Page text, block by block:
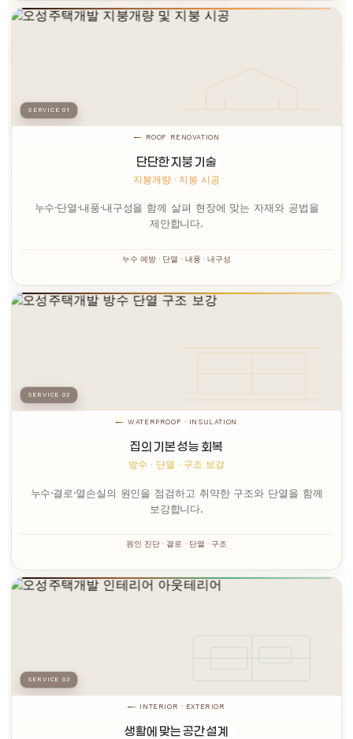
SERVICE 01
ROOF RENOVATION
단단한 지붕 기술
지붕개량 · 지붕 시공
누수·단열·내풍·내구성을 함께 살펴 현장에 맞는 자재와 공법을
제안합니다.
누수 예방 · 단열 · 내풍 · 내구성
SERVICE 02
WATERPROOF · INSULATION
집의 기본 성능 회복
방수 · 단열 · 구조 보강
누수·결로·열손실의 원인을 점검하고 취약한 구조와 단열을 함께
보강합니다.
원인 진단 · 결로 · 단열 · 구조
SERVICE 03
INTERIOR · EXTERIOR
생활에 맞는 공간 설계